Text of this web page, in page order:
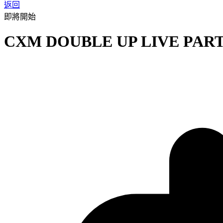
返回
即將開始
CXM DOUBLE UP LIVE